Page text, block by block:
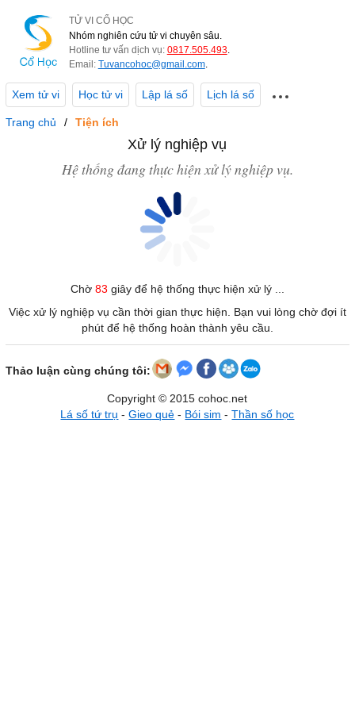
TỬ VI CỔ HỌC
Nhóm nghiên cứu tử vi chuyên sâu.
Hotline tư vấn dịch vụ: 0817.505.493.
Email: Tuvancohoc@gmail.com.
Xem tử vi Học tử vi Lập lá số Lịch lá số
Trang chủ Tiện ích
Xử lý nghiệp vụ
Hệ thống đang thực hiện xử lý nghiệp vụ.
Chờ 83 giây để hệ thống thực hiện xử lý ...
Việc xử lý nghiệp vụ cần thời gian thực hiện. Bạn vui lòng chờ đợi ít
phút để hệ thống hoàn thành yêu cầu.
Thảo luận cùng chúng tôi:
Copyright © 2015 cohoc.net
Lá số tứ trụ -Gieo quẻ - Bói sim -Thần số học